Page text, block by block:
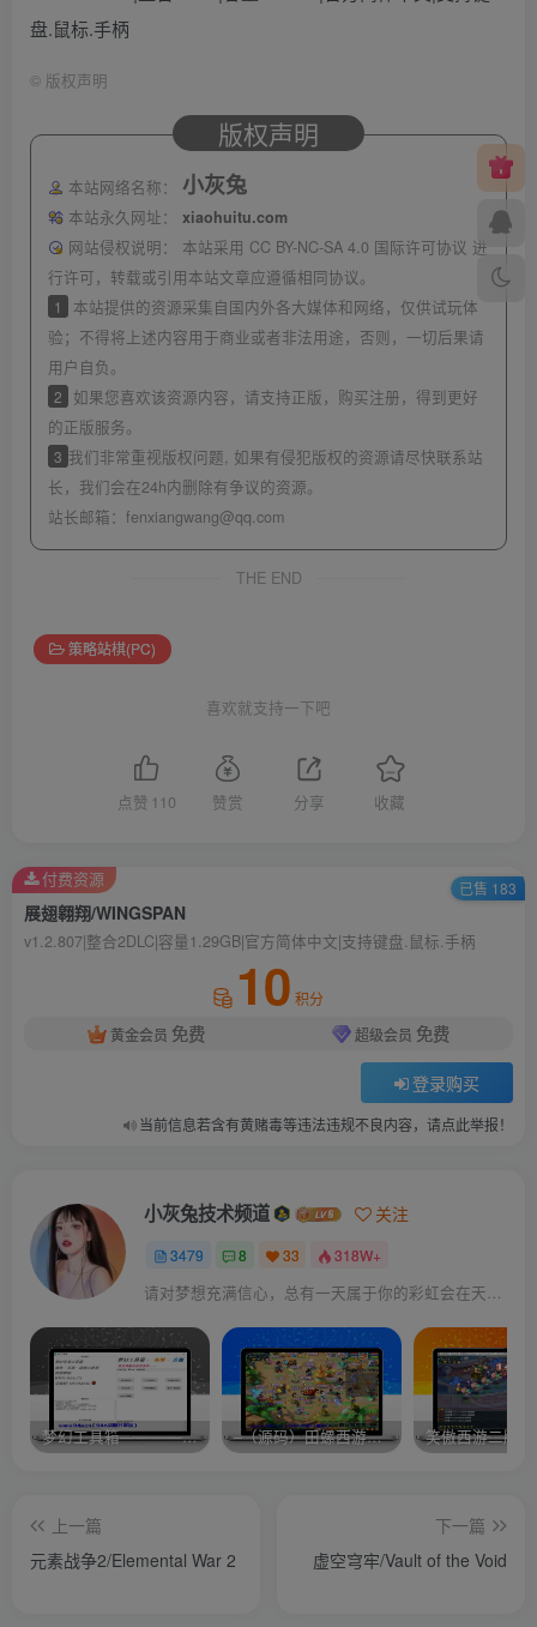
盘.鼠标.手柄
© 版权声明
版权声明
本站网络名称： 小灰兔
本站永久网址：
xiaohuitu.com
网站侵权说明：
本站采用 CC BY-NC-SA 4.0 国际许可协议 进
行许可，转载或引用本站文章应遵循相同协议。
1
本站提供的资源采集自国内外各大媒体和网络，仅供试玩体
验；不得将上述内容用于商业或者非法用途，否则，一切后果请
用户自负。
2
如果您喜欢该资源内容，请支持正版，购买注册，得到更好
的正版服务。
3 我们非常重视版权问题, 如果有侵犯版权的资源请尽快联系站
长，我们会在24h内删除有争议的资源。
站长邮箱： fenxiangwang@qq.com
THE END
策略站棋(PC)
喜欢就支持一下吧
点赞 110 赞赏 分享 收藏
展翅翱翔/WINGSPAN
v1.2.807|整合2DLC|容量1.29GB|官方简体中文|支持键盘.鼠标.手柄
10 积分
黄金会员 免费 超级会员 免费
登录购买
当前信息若含有黄赌毒等违法违规不良内容，请点此举报！
付费资源 已售 183
小灰兔技术频道 关注
3479 8 33 318W+
请对梦想充满信心，总有一天属于你的彩虹会在天空微笑
梦幻工具箱————-免费 –（源码）田螺西游9.0 假人摆摊18门派飞升渡劫化圣助战最新BB谛听…. 笑傲西游二版-
上一篇
元素战争2/Elemental War 2
下一篇
虚空穹牢/Vault of the Void